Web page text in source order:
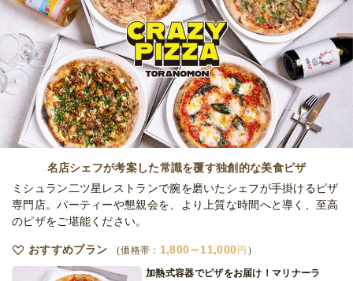
〈お肉たっぷり〉5種のN.Y.ベーグルサンド
イッチ
オードブル
1,500円/人
〈スイーツミックス〉5種のN.Y.ベーグルサ
オードブル
1,500円/人
オードブル
1,100円/人
名店シェフが考案した常識を覆す独創的な美食ピザ
ミシュラン二ツ星レストランで腕を磨いたシェフが手掛けるピザ
専門店。パーティーや懇親会を、より上質な時間へと導く、至高
のピザをご堪能ください。
おすすめプラン 価格帯： 1,800～11,000 円
加熱式容器でピザをお届け！マリナーラ